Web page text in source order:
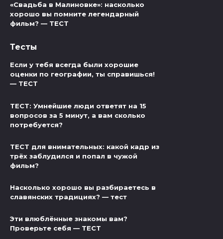
«Свадьба в Малиновке»: насколько
хорошо вы помните легендарный
фильм? — ТЕСТ
Тесты
Если у тебя всегда были хорошие
оценки по географии, ты справишься!
— ТЕСТ
ТЕСТ: Умнейшие люди ответят на 15
вопросов за 5 минут, а вам сколько
потребуется?
ТЕСТ для внимательных: какой кадр из
трёх заблудился и попал в чужой
фильм?
Насколько хорошо вы разбираетесь в
славянских традициях? — тест
Эти влюблённые знакомы вам?
Проверьте себя — ТЕСТ